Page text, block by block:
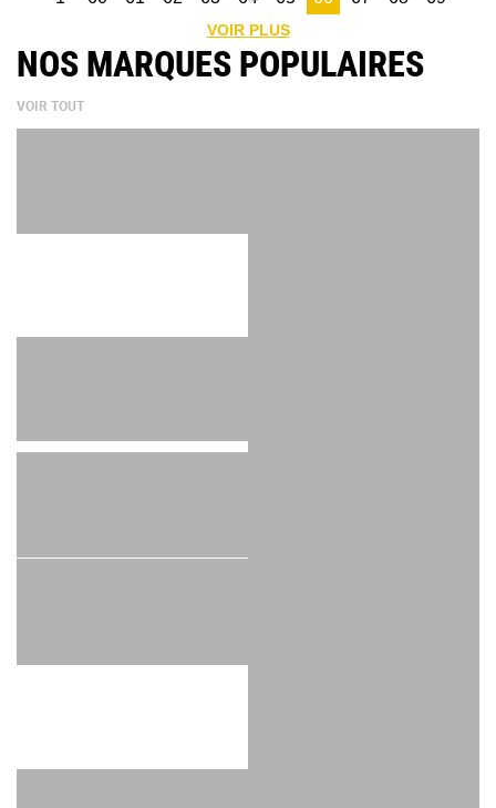
VOIR PLUS
NOS MARQUES POPULAIRES
VOIR TOUT